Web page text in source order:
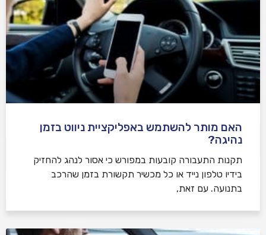
האם מותר להשתמש באפליקציית ניווט בזמן
נהיגה?
תקנות התעבורה קובעות במפורש כי אסור לנהג להחזיק
בידיו טלפון נייד או כל מכשיר תקשורת בזמן שהרכב
בתנועה. עם זאת,